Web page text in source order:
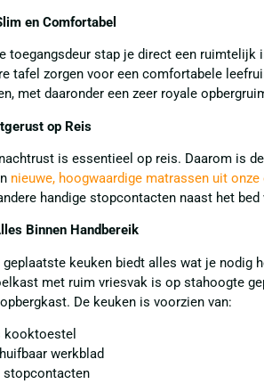
en Comfortabel
toegangsdeur stap je direct een
tafel zorgen voor een comfortabele
met daaronder een zeer royale
op Reis
is essentieel op reis. Daarom is
nieuwe, hoogwaardige matrassen uit
handige stopcontacten naast het
Binnen Handbereik
geplaatste keuken biedt alles wat je nodig
met ruim vriesvak is op stahoogte
De keuken is voorzien van:
kooktoestel
werkblad
stopcontacten